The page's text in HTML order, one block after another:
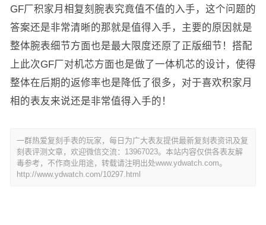
GF厂积家月相复刻腕表究竟值不值的入手，这个问题的
答案还是非常清晰的那就是值得入手，主要的原因就是
整体腕表细节方面也是最大限度还原了正版细节！搭配
上此次GF厂对机芯方面也是做了一体机芯的设计，使得
整体在后期的返修率也是降低了很多，对于喜欢积家月
相的表友来说还是非常值得入手的！
一群热爱复刻手表的玩家，每日为广大表友提供最新复刻表资讯及复
刻表评测文章，欢迎微信交流：13967023。本站内容仅供各表友解
毒参考，不作商业用途，转载请注明出处www.ydwatch.com。
http://www.ydwatch.com/10297.html